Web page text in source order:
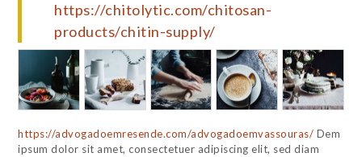
https://chitolytic.com/chitosan-
products/chitin-supply/
https://advogadoemresende.com/advogadoemvassouras/ Dem
ipsum dolor sit amet, consectetuer adipiscing elit, sed diam